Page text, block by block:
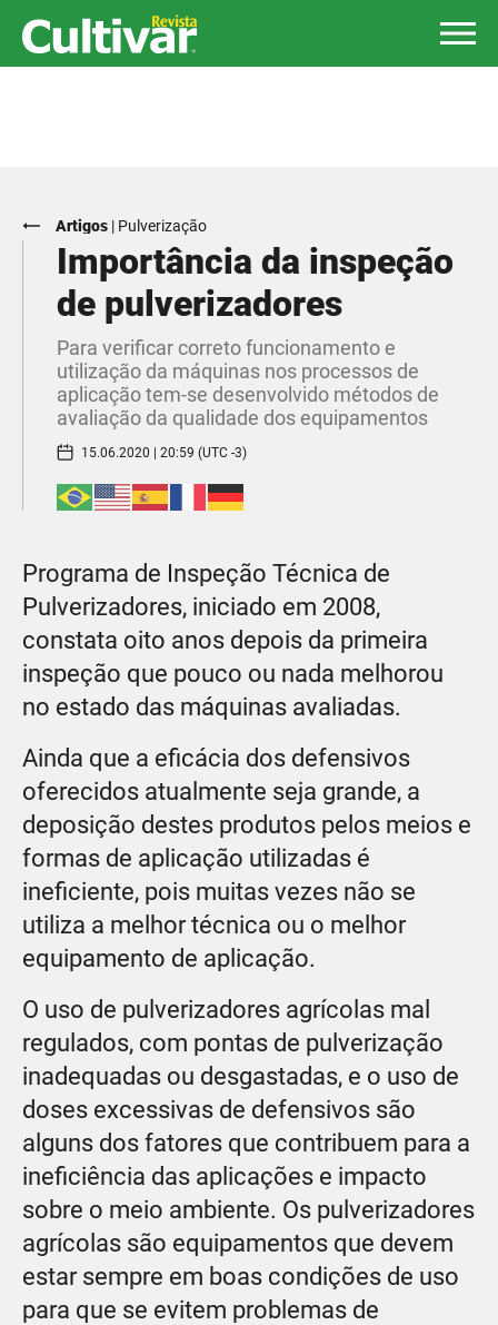
Artigos | Pulverização
Importância da inspeção
de pulverizadores
Para verificar correto funcionamento e
utilização da máquinas nos processos de
aplicação tem-se desenvolvido métodos de
avaliação da qualidade dos equipamentos
15.06.2020 | 20:59 (UTC -3)
Programa de Inspeção Técnica de
Pulverizadores, iniciado em 2008,
constata oito anos depois da primeira
inspeção que pouco ou nada melhorou
no estado das máquinas avaliadas.
Ainda que a eficácia dos defensivos
oferecidos atualmente seja grande, a
deposição destes produtos pelos meios e
formas de aplicação utilizadas é
ineficiente, pois muitas vezes não se
utiliza a melhor técnica ou o melhor
equipamento de aplicação.
O uso de pulverizadores agrícolas mal
regulados, com pontas de pulverização
inadequadas ou desgastadas, e o uso de
doses excessivas de defensivos são
alguns dos fatores que contribuem para a
ineficiência das aplicações e impacto
sobre o meio ambiente. Os pulverizadores
agrícolas são equipamentos que devem
estar sempre em boas condições de uso
para que se evitem problemas de